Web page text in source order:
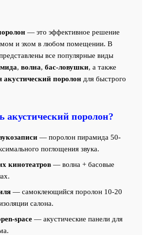
— это эффективное решение
и эхом в любом помещении. В
все популярные виды
, волна, бас-ловушки, а также
поролон для быстрого
акустический поролон?
— поролон пирамида 50-
поглощения звука.
кинотеатров — волна + басовые
— самоклеющийся поролон 10-20
салона.
space — акустические панели для